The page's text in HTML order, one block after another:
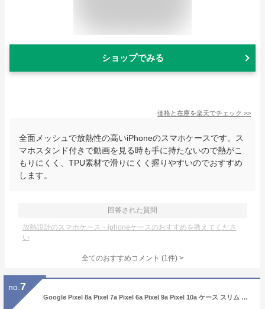
ショップでみる
価格と在庫を楽天でチェック >>
全面メッシュで放熱性の高いiPhoneのスマホケースです。ス
マホスタンド付きで動画を見る時も手に持たないので熱がこ
もりにくく、TPU素材で滑りにくく握りやすいのでおすすめ
します。
回答された質問
放熱設計のスマホケース・iphoneケースのおすすめを教えてくださ
い
全てのおすすめコメント (1件) >
no. 7
Google Pixel 8a Pixel 7a Pixel 6a Pixel 9a Pixel 10a ケース スリム 炭素繊維 Pixel9aケース Pixel6a Pixel6 Pixel8 Pixel10 pro グーグル ピクセル6aケース 指紋防止 超薄型 耐磨 衝撃吸収 ソフト 耐衝撃 Pixel7a 携帯ケース 放熱 TPU 高級感 軽い スマホケース 散熱加工